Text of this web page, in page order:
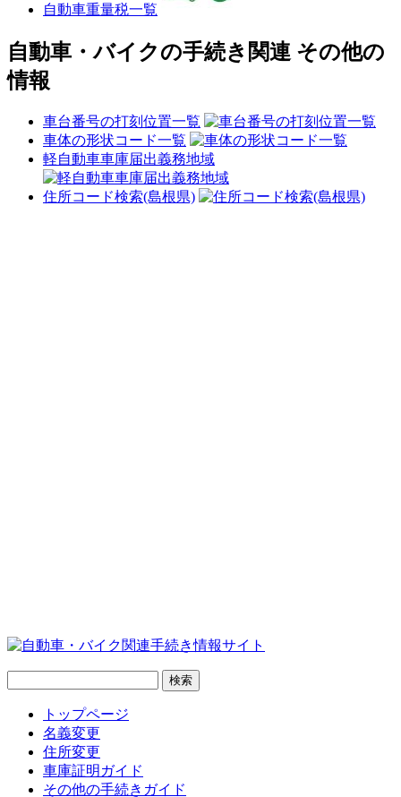
自動車重量税一覧
自動車・バイクの手続き関連 その他の
情報
車台番号の打刻位置一覧
車体の形状コード一覧
軽自動車車庫届出義務地域
住所コード検索(島根県)
トップページ
名義変更
住所変更
車庫証明ガイド
その他の手続きガイド